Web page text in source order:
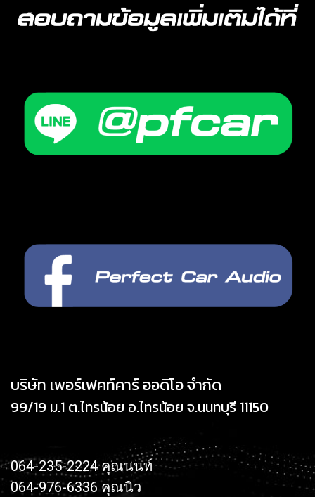
บริษัท เพอร์เฟคท์คาร์ ออดิโอ จำกัด
99/19 ม.1 ต.ไทรน้อย อ.ไทรน้อย จ.นนทบุรี 11150
064-235-2224 คุณนนท์
064-976-6336 คุณนิว